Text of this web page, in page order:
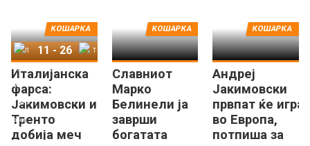
Италијанска
фарса:
Јакимовски и
Тренто
добија меч
КОШАРКА
Лајтхаус Трапани
11 - 26
Славниот
Марко
Белинели ја
заврши
богатата
КОШАРКА
Андреј
Јакимовски
првпат ќе игра
во Европа,
потпиша за
КОШАРКА